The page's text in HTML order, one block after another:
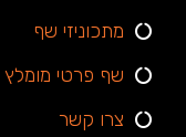
מתכוניזי שף
שף פרטי מומלץ
צרו קשר